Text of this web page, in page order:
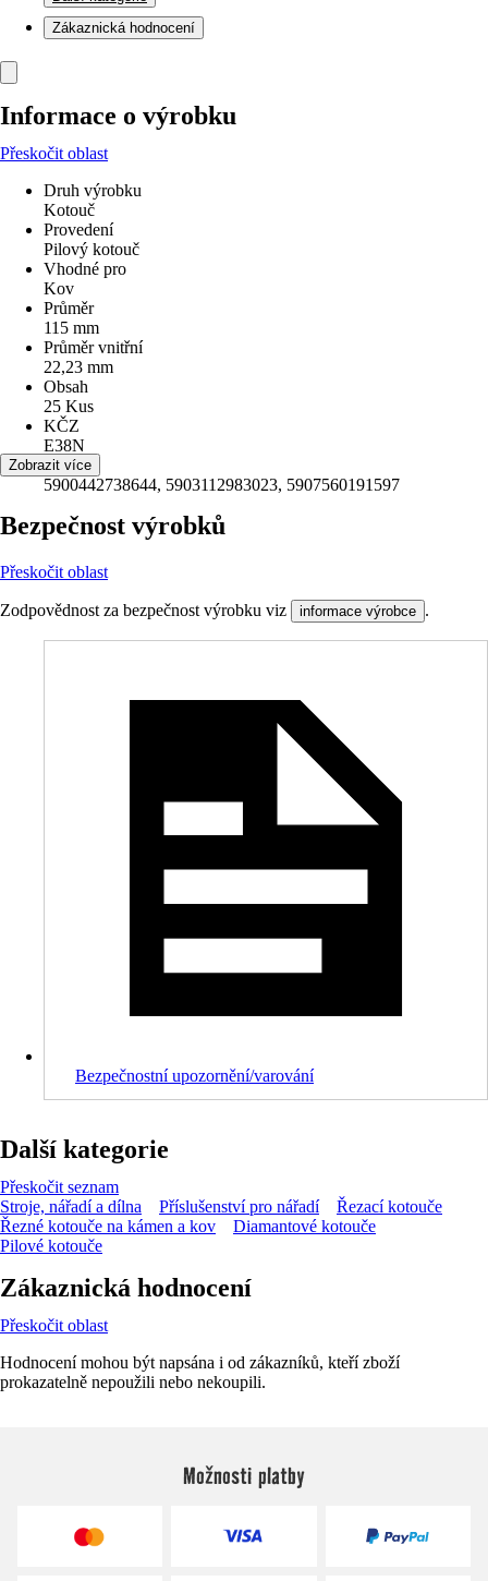
Zákaznická hodnocení
Informace o výrobku
Přeskočit oblast
Druh výrobku
Kotouč
Provedení
Pilový kotouč
Vhodné pro
Kov
Průměr
115 mm
Průměr vnitřní
22,23 mm
Obsah
25 Kus
KČZ
E38N
EAN
5900442738644, 5903112983023, 5907560191597
Zobrazit více
Bezpečnost výrobků
Přeskočit oblast
Zodpovědnost za bezpečnost výrobku viz informace výrobce .
Bezpečnostní upozornění/varování
Další kategorie
Přeskočit seznam
Stroje, nářadí a dílna
Příslušenství pro nářadí
Řezací kotouče
Řezné kotouče na kámen a kov
Diamantové kotouče
Pilové kotouče
Zákaznická hodnocení
Přeskočit oblast
Hodnocení mohou být napsána i od zákazníků, kteří zboží
prokazatelně nepoužili nebo nekoupili.
Možnosti platby